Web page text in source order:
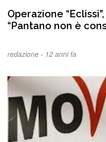
Operazione
“Pantano non è
redazione - 12 anni fa